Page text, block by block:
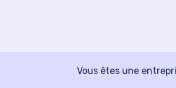
Vous êtes une